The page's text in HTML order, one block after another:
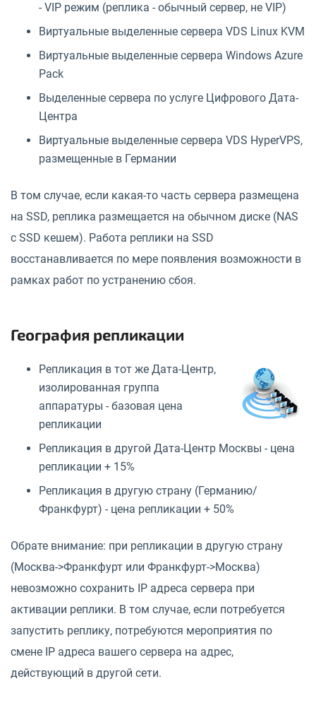
- VIP режим (реплика - обычный сервер, не VIP)
Виртуальные выделенные сервера VDS Linux KVM
Виртуальные выделенные сервера Windows Azure
Pack
Выделенные сервера по услуге Цифрового Дата-
Центра
Виртуальные выделенные сервера VDS HyperVPS,
размещенные в Германии
В том случае, если какая-то часть сервера размещена
на SSD, реплика размещается на обычном диске (NAS
с SSD кешем). Работа реплики на SSD
восстанавливается по мере появления возможности в
рамках работ по устранению сбоя.
География репликации
Репликация в тот же Дата-Центр,
изолированная группа
аппаратуры - базовая цена
репликации
Репликация в другой Дата-Центр Москвы - цена
репликации + 15%
Репликация в другую страну (Германию/
Франкфурт) - цена репликации + 50%
Обрате внимание: при репликации в другую страну
(Москва->Франкфурт или Франкфурт->Москва)
невозможно сохранить IP адреса сервера при
активации реплики. В том случае, если потребуется
запустить реплику, потребуются мероприятия по
смене IP адреса вашего сервера на адрес,
действующий в другой сети.